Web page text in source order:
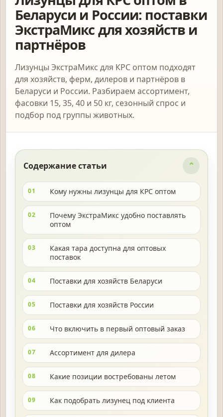
Беларуси и России: поставки
ЭкстраМикс для хозяйств и
партнёров
Лизунцы ЭкстраМикс для КРС оптом подходят
для хозяйств, ферм, дилеров и партнёров в
Беларуси и России. Разбираем ассортимент,
фасовки 15, 35, 40 и 50 кг, сезонный спрос и
подбор под группы животных.
Содержание статьи
01 Кому нужны лизунцы для КРС оптом
02
Почему ЭкстраМикс удобно поставлять
оптом
03
Какая тара доступна для оптовых
поставок
04 Поставки для хозяйств Беларуси
05 Поставки для хозяйств России
06 Что включить в первый оптовый заказ
07 Ассортимент для дилера
08 Какие позиции востребованы летом
09 Как подобрать лизунец под клиента